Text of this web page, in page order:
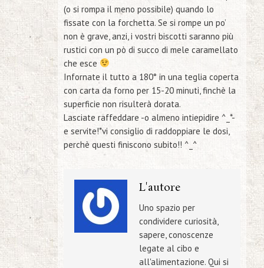
(o si rompa il meno possibile) quando lo
fissate con la forchetta. Se si rompe un po’
non è grave, anzi, i vostri biscotti saranno più
rustici con un pò di succo di mele caramellato
che esce
Infornate il tutto a 180° in una teglia coperta
con carta da forno per 15-20 minuti, finchè la
superficie non risulterà dorata.
Lasciate raffeddare -o almeno intiepidire ^_*-
e servite!*vi consiglio di raddoppiare le dosi,
perchè questi finiscono subito!! ^_^
L'autore
Uno spazio per
condividere curiosità,
sapere, conoscenze
legate al cibo e
all'alimentazione. Qui si